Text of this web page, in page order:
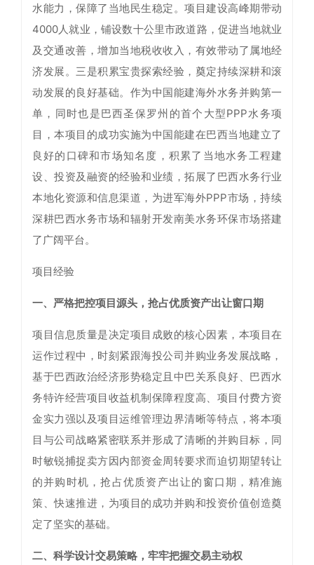
水能力，保障了当地民生稳定。项目建设高峰期带动
4000人就业，铺设数十公里市政道路，促进当地就业
及交通改善，增加当地税收收入，有效带动了属地经
济发展。三是积累宝贵探索经验，奠定持续深耕和滚
动发展的良好基础。作为中国能建海外水务并购第一
单，同时也是巴西圣保罗州的首个大型PPP水务项
目，本项目的成功实施为中国能建在巴西当地建立了
良好的口碑和市场知名度，积累了当地水务工程建
设、投资及融资的经验和业绩，拓展了巴西水务行业
本地化资源和信息渠道，为进军海外PPP市场，持续
深耕巴西水务市场和辐射开发南美水务环保市场搭建
了广阔平台。
项目经验
一、严格把控项目源头，抢占优质资产出让窗口期
项目信息质量是决定项目成败的核心因素，本项目在
运作过程中，时刻紧跟海投公司并购业务发展战略，
基于巴西政治经济形势稳定且中巴关系良好、巴西水
务特许经营项目收益机制保障程度高、项目付费方资
金实力强以及项目运维管理边界清晰等特点，将本项
目与公司战略紧密联系并形成了清晰的并购目标，同
时敏锐捕捉卖方因内部资金周转要求而迫切期望转让
的并购时机，抢占优质资产出让的窗口期，精准施
策、快速推进，为项目的成功并购和投资价值创造奠
定了坚实的基础。
二、科学设计交易策略，牢牢把握交易主动权